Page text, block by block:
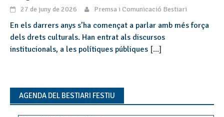
27 de juny de 2026 Premsa i Comunicació Bestiari
En els darrers anys s’ha començat a parlar amb més força
dels drets culturals. Han entrat als discursos
institucionals, a les polítiques públiques [...]
AGENDA DEL BESTIARI FESTIU